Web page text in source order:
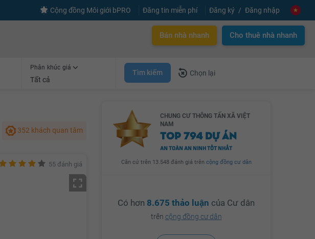
Cộng đồng Môi giới bPRO Đăng tin miễn phí Đăng ký Đăng nhập
Bán nhà nhanh Cho thuê nhà nhanh
Phân khúc giá
Tất cả
Tìm kiếm Chọn lại
352 khách quan tâm
55 đánh giá
CHUNG CƯ THÔNG TẤN XÃ VIỆT
NAM
TOP 794 DỰ ÁN
AN TOÀN AN NINH TỐT NHẤT
Căn cứ trên 13.548 đánh giá trên cộng đồng cư dân
Có hơn 8.675 thảo luận của Cư dân
trên cộng đồng cư dân